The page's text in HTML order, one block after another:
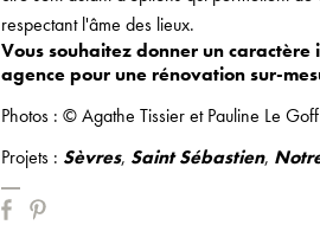
respectant l'âme des lieux.
Vous souhaitez donner un
agence pour une rénovation sur-
Photos : © Agathe Tissier et Pauline Le Goff
Projets : Sèvres, Saint Sébastien,